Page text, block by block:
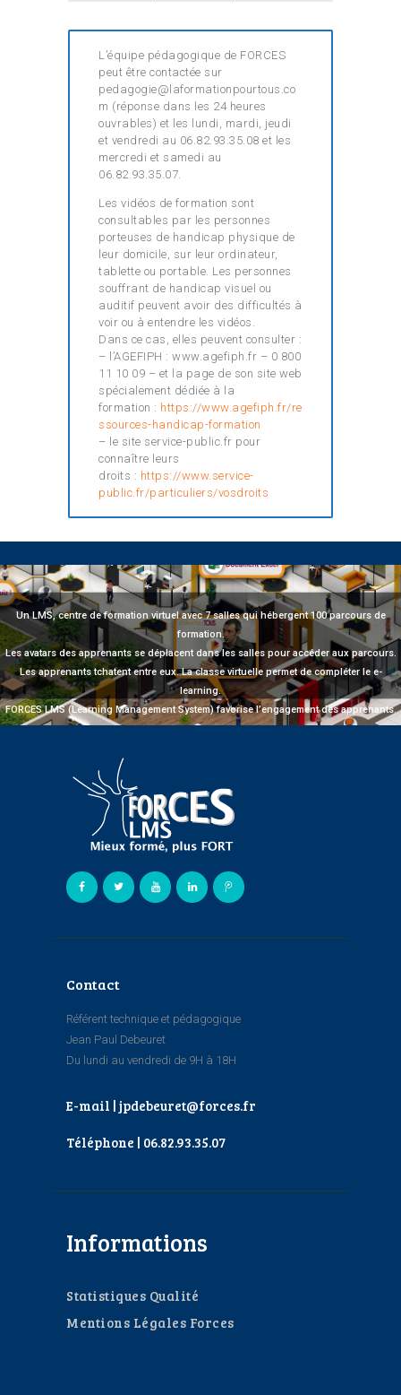
L’équipe pédagogique de FORCES
peut être contactée sur
pedagogie@laformationpourtous.co
m (réponse dans les 24 heures
ouvrables) et les lundi, mardi, jeudi
et vendredi au 06.82.93.35.08 et les
mercredi et samedi au
06.82.93.35.07.
Les vidéos de formation sont
consultables par les personnes
porteuses de handicap physique de
leur domicile, sur leur ordinateur,
tablette ou portable. Les personnes
souffrant de handicap visuel ou
auditif peuvent avoir des difficultés à
voir ou à entendre les vidéos.
Dans ce cas, elles peuvent consulter :
– l’AGEFIPH : www.agefiph.fr – 0 800
11 10 09 – et la page de son site web
spécialement dédiée à la
formation : https://www.agefiph.fr/re
ssources-handicap-formation
– le site service-public.fr pour
connaître leurs
droits : https://www.service-
public.fr/particuliers/vosdroits
Un LMS, centre de formation virtuel avec 7 salles qui hébergent 100 parcours de
formation.
Les avatars des apprenants se déplacent dans les salles pour accéder aux parcours.
Les apprenants tchatent entre eux. La classe virtuelle permet de compléter le e-
learning.
FORCES LMS (Learning Management System) favorise l’engagement des apprenants.
Contact
Référent technique et pédagogique
Jean Paul Debeuret
Du lundi au vendredi de 9H à 18H
E-mail | jpdebeuret@forces.fr
Téléphone | 06.82.93.35.07
Informations
Statistiques Qualité
Mentions Légales Forces